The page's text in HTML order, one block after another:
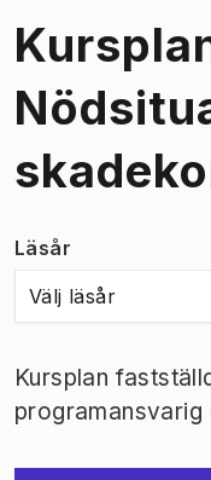
Läsår
Välj läsår
Kursplan